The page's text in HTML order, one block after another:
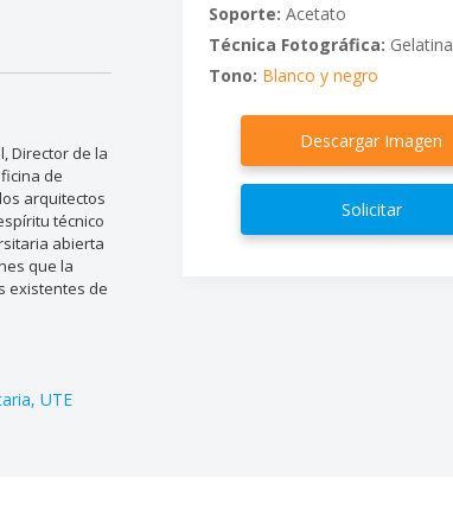
Director de la
de
arquitectos
técnico
abierta
que la
existentes de
UTE
Soporte: Acetato
Técnica Fotográfica: Gelatina
Tono: Blanco y negro
Descargar Imagen
Solicitar